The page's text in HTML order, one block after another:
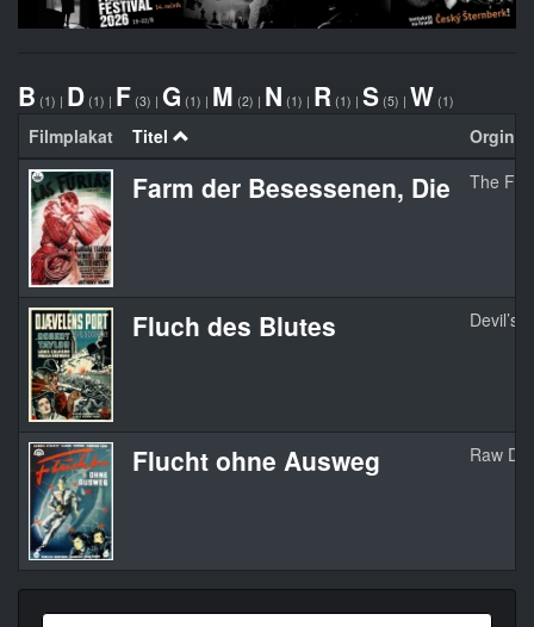
B (1) | D (1) | F (3) | G (1) | M (2) | N (1) | R (1) | S (5) | W (1)
Filmplakat Titel
Farm der Besessenen, Die The
Fluch des Blutes Devil’s
Flucht ohne Ausweg Raw